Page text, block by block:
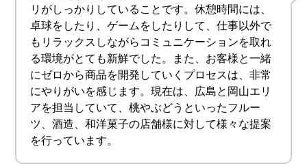
リがしっかりしていることです。休憩時間には、
卓球をしたり、ゲームをしたりして、仕事以外で
もリラックスしながらコミュニケーションを取れ
る環境がとても新鮮でした。また、お客様と一緒
にゼロから商品を開発していくプロセスは、非常
にやりがいを感じます。現在は、広島と岡山エリ
アを担当していて、桃やぶどうといったフルー
ツ、酒造、和洋菓子の店舗様に対して様々な提案
を行っています。